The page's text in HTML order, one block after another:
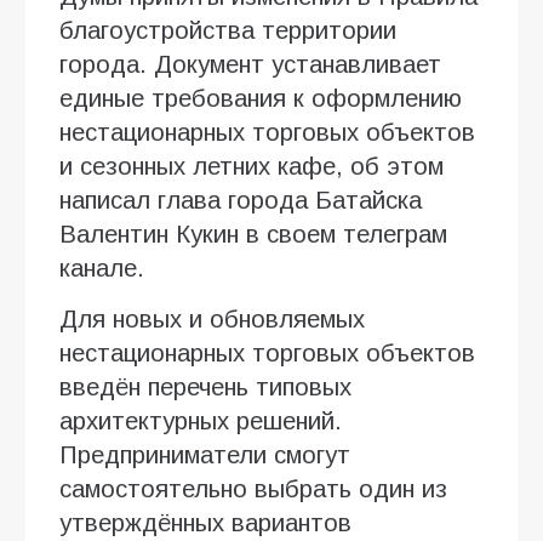
благоустройства территории
города. Документ устанавливает
единые требования к оформлению
нестационарных торговых объектов
и сезонных летних кафе, об этом
написал глава города Батайска
Валентин Кукин в своем телеграм
канале.
Для новых и обновляемых
нестационарных торговых объектов
введён перечень типовых
архитектурных решений.
Предприниматели смогут
самостоятельно выбрать один из
утверждённых вариантов